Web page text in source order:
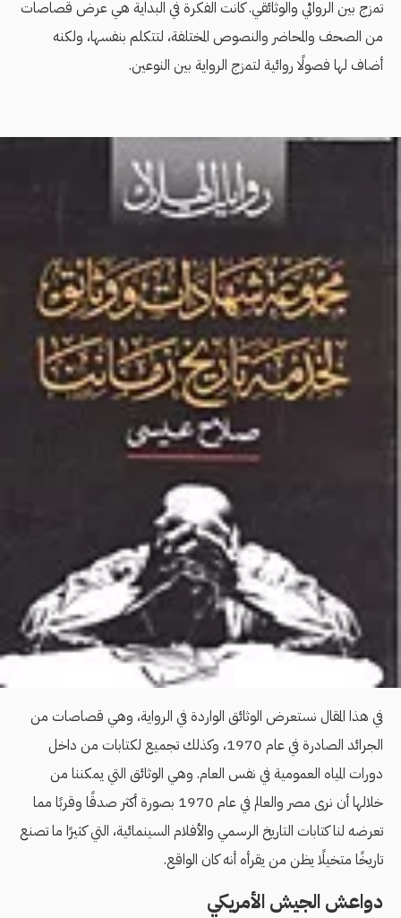
تمزج بين الروائي والوثائقي. كانت الفكرة في البداية هي عرض قصاصات
من الصحف والمحاضر والنصوص المختلفة، لتتكلم بنفسها، ولكنه
أضاف لها فصولًا روائية لتمزج الرواية بين النوعين.
في هذا المقال نستعرض الوثائق الواردة في الرواية، وهي قصاصات من
الجرائد الصادرة في عام 1970، وكذلك تجميع لكتابات من داخل
دورات المياه العمومية في نفس العام. وهي الوثائق التي يمكننا من
خلالها أن نرى مصر والعالم في عام 1970 بصورة أكثر صدقًا وقربًا مما
تعرضه لنا كتابات التاريخ الرسمي والأفلام السينمائية، التي كثيرًا ما تصنع
تاريخًا متخيلًا يظن من يقرأه أنه كان الواقع.
دواعش الجيش الأمريكي